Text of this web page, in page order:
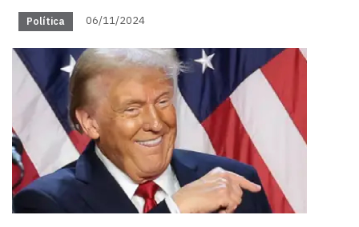
Política 06/11/2024